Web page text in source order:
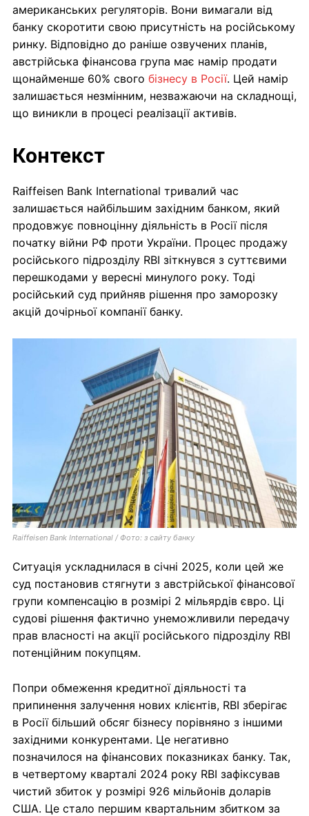
американських регуляторів. Вони вимагали від
банку скоротити свою присутність на російському
ринку. Відповідно до раніше озвучених планів,
австрійська фінансова група має намір продати
щонайменше 60% свого бізнесу в Росії. Цей намір
залишається незмінним, незважаючи на складнощі,
що виникли в процесі реалізації активів.
Контекст
Raiffeisen Bank International тривалий час
залишається найбільшим західним банком, який
продовжує повноцінну діяльність в Росії після
початку війни РФ проти України. Процес продажу
російського підрозділу RBI зіткнувся з суттєвими
перешкодами у вересні минулого року. Тоді
російський суд прийняв рішення про заморозку
акцій дочірньої компанії банку.
Raiffeisen Bank International / Фото: з сайту банку
Ситуація ускладнилася в січні 2025, коли цей же
суд постановив стягнути з австрійської фінансової
групи компенсацію в розмірі 2 мільярдів євро. Ці
судові рішення фактично унеможливили передачу
прав власності на акції російського підрозділу RBI
потенційним покупцям.
Попри обмеження кредитної діяльності та
припинення залучення нових клієнтів, RBI зберігає
в Росії більший обсяг бізнесу порівняно з іншими
західними конкурентами. Це негативно
позначилося на фінансових показниках банку. Так,
в четвертому кварталі 2024 року RBI зафіксував
чистий збиток у розмірі 926 мільйонів доларів
США. Це стало першим квартальним збитком за